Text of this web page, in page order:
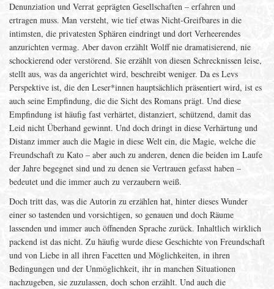
Denunziation und Verrat geprägten Gesellschaften – erfahren und
ertragen muss. Man versteht, wie tief etwas Nicht-Greifbares in die
intimsten, die privatesten Sphären eindringt und dort Verheerendes
anzurichten vermag. Aber davon erzählt Wolff nie dramatisierend, nie
schockierend oder verstörend. Sie erzählt von diesen Schrecknissen leise,
stellt aus, was da angerichtet wird, beschreibt weniger. Da es Levs
Perspektive ist, die den Leser*innen hauptsächlich präsentiert wird, ist es
auch seine Empfindung, die die Sicht des Romans prägt. Und diese
Empfindung ist häufig fast verhärtet, distanziert, schützend, damit das
Leid nicht Überhand gewinnt. Und doch dringt in diese Verhärtung und
Distanz immer auch die Magie in diese Welt ein, die Magie, welche die
Freundschaft zu Kato – aber auch zu anderen, denen die beiden im Laufe
der Jahre begegnet sind und zu denen sie Vertrauen gefasst haben –
bedeutet und die immer auch zu verzaubern weiß.
Doch tritt das, was die Autorin zu erzählen hat, hinter dieses Wunder
einer so tastenden und vorsichtigen, so genauen und doch Räume
lassenden und immer auch öffnenden Sprache zurück. Inhaltlich wirklich
packend ist das nicht. Zu häufig wurde diese Geschichte von Freundschaft
und von Liebe in all ihren Facetten und Möglichkeiten, in ihren
Bedingungen und der Unmöglichkeit, ihr in manchen Situationen
nachzugeben, sie zuzulassen, doch schon erzählt. Und auch die